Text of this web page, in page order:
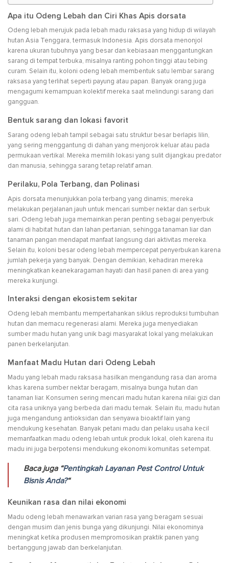
Apa itu Odeng Lebah dan Ciri Khas Apis dorsata
Odeng lebah merujuk pada lebah madu raksasa yang hidup di wilayah
hutan Asia Tenggara, termasuk Indonesia. Apis dorsata menonjol
karena ukuran tubuhnya yang besar dan kebiasaan menggantungkan
sarang di tempat terbuka, misalnya ranting pohon tinggi atau tebing
curam. Selain itu, koloni odeng lebah membentuk satu lembar sarang
raksasa yang terlihat seperti payung atau papan. Banyak orang juga
mengagumi kemampuan kolektif mereka saat melindungi sarang dari
gangguan.
Bentuk sarang dan lokasi favorit
Sarang odeng lebah tampil sebagai satu struktur besar berlapis lilin,
yang sering menggantung di dahan yang menjorok keluar atau pada
permukaan vertikal. Mereka memilih lokasi yang sulit dijangkau predator
dan manusia, sehingga sarang tetap relatif aman.
Perilaku, Pola Terbang, dan Polinasi
Apis dorsata menunjukkan pola terbang yang dinamis; mereka
melakukan perjalanan jauh untuk mencari sumber nektar dan serbuk
sari. Odeng lebah juga memainkan peran penting sebagai penyerbuk
alami di habitat hutan dan lahan pertanian, sehingga tanaman liar dan
tanaman pangan mendapat manfaat langsung dari aktivitas mereka.
Selain itu, koloni besar odeng lebah mempercepat penyerbukan karena
jumlah pekerja yang banyak. Dengan demikian, kehadiran mereka
meningkatkan keanekaragaman hayati dan hasil panen di area yang
mereka kunjungi.
Interaksi dengan ekosistem sekitar
Odeng lebah membantu mempertahankan siklus reproduksi tumbuhan
hutan dan memacu regenerasi alami. Mereka juga menyediakan
sumber madu hutan yang unik bagi masyarakat lokal yang melakukan
panen berkelanjutan.
Manfaat Madu Hutan dari Odeng Lebah
Madu yang lebah madu raksasa hasilkan mengandung rasa dan aroma
khas karena sumber nektar beragam, misalnya bunga hutan dan
tanaman liar. Konsumen sering mencari madu hutan karena nilai gizi dan
cita rasa uniknya yang berbeda dari madu ternak. Selain itu, madu hutan
juga mengandung antioksidan dan senyawa bioaktif lain yang
mendukung kesehatan. Banyak petani madu dan pelaku usaha kecil
memanfaatkan madu odeng lebah untuk produk lokal, oleh karena itu
madu ini juga berpotensi mendukung ekonomi komunitas setempat.
Baca juga “Pentingkah Layanan Pest Control Untuk
Bisnis Anda?“
Keunikan rasa dan nilai ekonomi
Madu odeng lebah menawarkan varian rasa yang beragam sesuai
dengan musim dan jenis bunga yang dikunjungi. Nilai ekonominya
meningkat ketika produsen mempromosikan praktik panen yang
bertanggung jawab dan berkelanjutan.